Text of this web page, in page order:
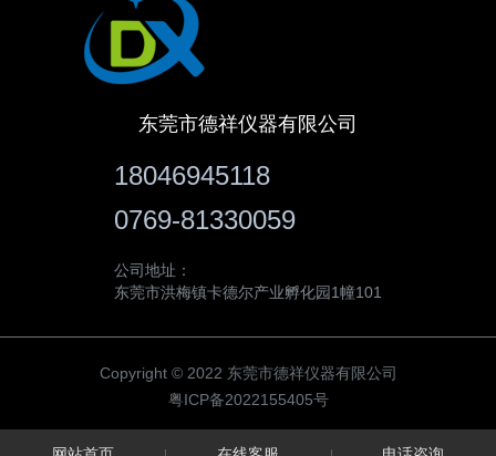
东莞市德祥仪器有限公司
18046945118
0769-81330059
公司地址：
东莞市洪梅镇卡德尔产业孵化园1幢101
Copyright © 2022 东莞市德祥仪器有限公司
粤ICP备2022155405号